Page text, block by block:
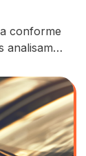
conforme
analisam
influencia
Idade,